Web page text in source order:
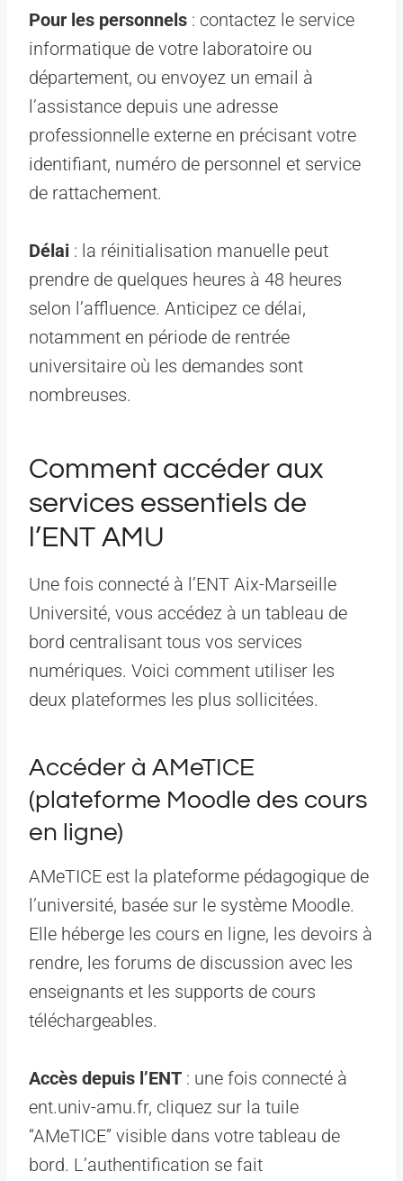
Pour les personnels : contactez le service
informatique de votre laboratoire ou
département, ou envoyez un email à
l’assistance depuis une adresse
professionnelle externe en précisant votre
identifiant, numéro de personnel et service
de rattachement.
Délai : la réinitialisation manuelle peut
prendre de quelques heures à 48 heures
selon l’affluence. Anticipez ce délai,
notamment en période de rentrée
universitaire où les demandes sont
nombreuses.
Comment accéder aux
services essentiels de
l’ENT AMU
Une fois connecté à l’ENT Aix-Marseille
Université, vous accédez à un tableau de
bord centralisant tous vos services
numériques. Voici comment utiliser les
deux plateformes les plus sollicitées.
Accéder à AMeTICE
(plateforme Moodle des cours
en ligne)
AMeTICE est la plateforme pédagogique de
l’université, basée sur le système Moodle.
Elle héberge les cours en ligne, les devoirs à
rendre, les forums de discussion avec les
enseignants et les supports de cours
téléchargeables.
Accès depuis l’ENT : une fois connecté à
ent.univ-amu.fr, cliquez sur la tuile
“AMeTICE” visible dans votre tableau de
bord. L’authentification se fait